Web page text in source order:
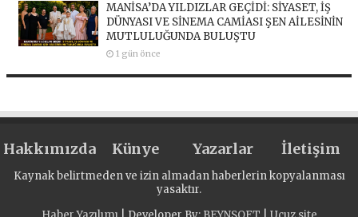
MANİSA’DA YILDIZLAR GEÇİDİ: SİYASET, İŞ
DÜNYASI VE SİNEMA CAMİASI ŞEN AİLESİNİN
MUTLULUĞUNDA BULUŞTU
1 gün önce
Hakkımızda Künye Yazarlar İletişim
Kaynak belirtmeden ve izin almadan haberlerin kopyalanması
yasaktır.